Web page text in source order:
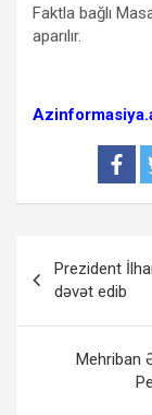
Faktla bağlı
aparılır.
naviqasiyası
Prezident
dəvət edib
Mehriban